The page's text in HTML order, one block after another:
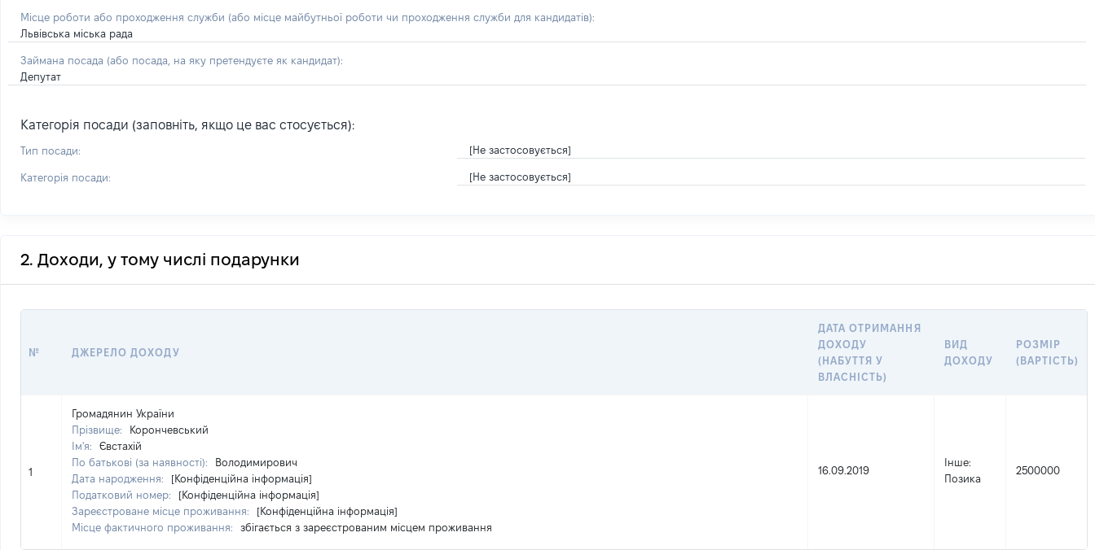
Місце роботи або проходження служби (або місце майбутньої роботи чи проходження служби для кандидатів):
Львівська міська рада
Займана посада (або посада, на яку претендуєте як кандидат):
Депутат
Категорія посади (заповніть, якщо це вас стосується):
Тип посади: [Не застосовується]
Категорія посади: [Не застосовується]
2. Доходи, у тому числі подарунки
№ ДЖЕРЕЛО ДОХОДУ
ДАТА ОТРИМАННЯ
ДОХОДУ
(НАБУТТЯ У
ВЛАСНІСТЬ)
ВИД
ДОХОДУ
РОЗМІР
(ВАРТІСТЬ)
1
Громадянин України
Прізвище:
Корончевський
Ім'я:
Євстахій
По батькові (за наявності):
Володимирович
Дата народження:
[Конфіденційна інформація]
Податковий номер:
[Конфіденційна інформація]
Зареєстроване місце проживання:
[Конфіденційна інформація]
Місце фактичного проживання:
збігається з зареєстрованим місцем проживання
16.09.2019
Інше:
Позика
2500000